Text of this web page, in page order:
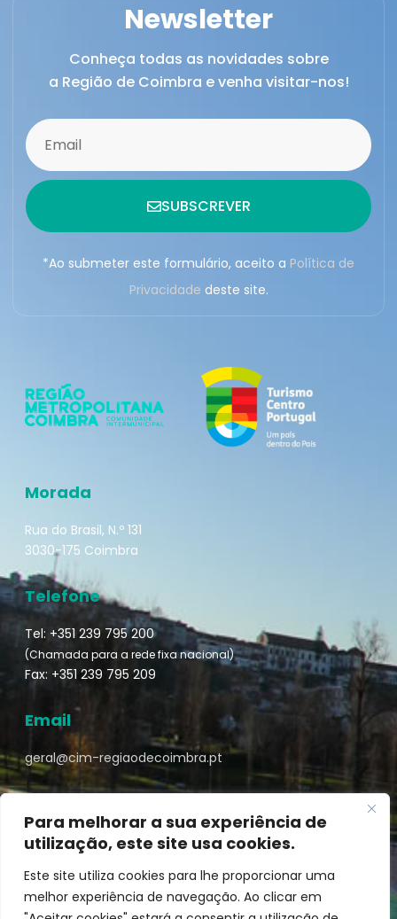
Para melhorar a sua experiência de
utilização, este site usa cookies.
Este site utiliza cookies para lhe proporcionar uma
melhor experiência de navegação. Ao clicar em
Newsletter
Conheça todas as novidades sobre
a Região de Coimbra e venha visitar-nos!
SUBSCREVER
*Ao submeter este formulário, aceito a Política de
Privacidade deste site.
Morada
Rua do Brasil, N.º 131
3030-175 Coimbra
Telefone
Tel: +351 239 795 200
(Chamada para a rede fixa nacional)
Fax: +351 239 795 209
Email
geral@cim-regiaodecoimbra.pt
Turismo de Coimbra © || Desenvolvido por